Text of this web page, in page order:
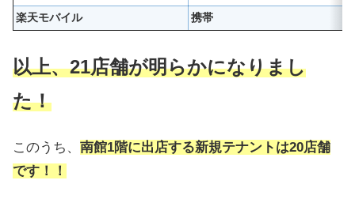
楽天モバイル 携帯
以上、21店舗が明らかになりまし
た！
このうち、 南館1階に出店する新規テナントは20店舗
です！！